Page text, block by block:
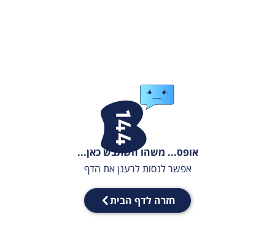
אופס... משהו השתבש כאן...
אפשר לנסות לרענן את הדף
חזרה לדף הבית